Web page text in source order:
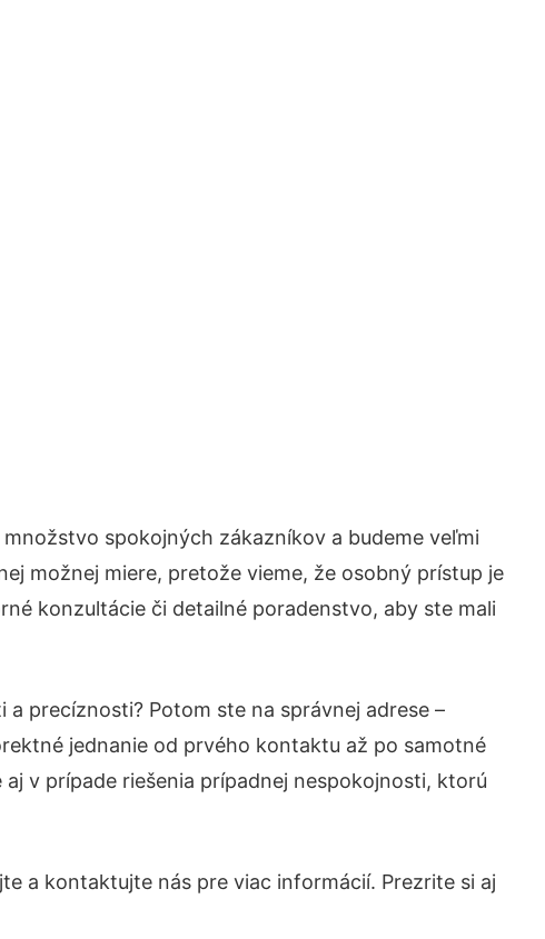
spokojných zákazníkov a budeme veľmi
možnej miere, pretože vieme, že osobný prístup je
konzultácie či detailné poradenstvo, aby ste mali
precíznosti? Potom ste na správnej adrese –
jednanie od prvého kontaktu až po samotné
v prípade riešenia prípadnej nespokojnosti, ktorú
a kontaktujte nás pre viac informácií. Prezrite si aj